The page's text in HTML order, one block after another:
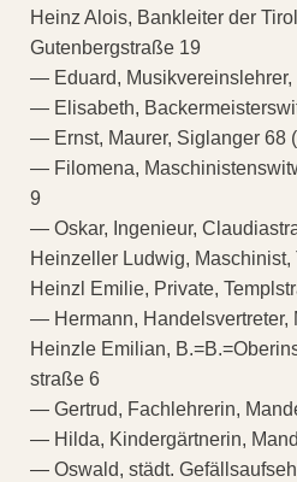
Heinz Alois, Bankleiter der
Gutenbergstraße 19
— Eduard, Musikvereinslehrer,
— Elisabeth,
— Ernst, Maurer, Siglanger 68
— Filomena,
9
— Oskar, Ingenieur,
Heinzeller Ludwig,
Heinzl Emilie, Private,
— Hermann, Handelsvertreter,
Heinzle Emilian,
straße 6
— Gertrud, Fachlehrerin,
— Hilda, Kindergärtnerin,
— Oswald, städt.